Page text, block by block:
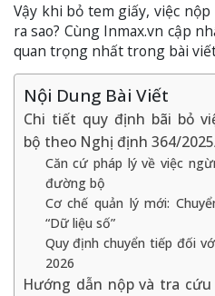
Vậy khi bỏ tem giấy, việc
ra sao? Cùng Inmax.vn cập
quan trọng nhất trong bài
Nội Dung Bài Viết
Chi tiết quy định bãi bỏ
bộ theo Nghị định 364/
Căn cứ pháp lý về việc
đường bộ
Cơ chế quản lý mới:
“Dữ liệu số”
Quy định chuyển tiếp đối
2026
Hướng dẫn nộp và tra